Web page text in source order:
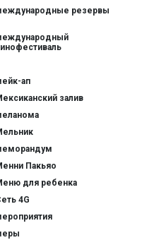
резервы
ап
залив
Пакьяо
для ребенка
4G